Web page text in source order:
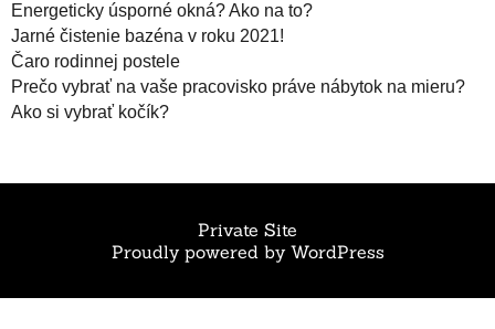
Energeticky úsporné okná? Ako na to?
Jarné čistenie bazéna v roku 2021!
Čaro rodinnej postele
Prečo vybrať na vaše pracovisko práve nábytok na mieru?
Ako si vybrať kočík?
Private Site
Proudly powered by WordPress